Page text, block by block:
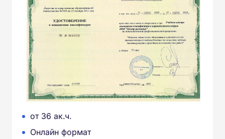
от 36 ак.ч.
Онлайн формат